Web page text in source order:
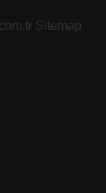
Sitemap